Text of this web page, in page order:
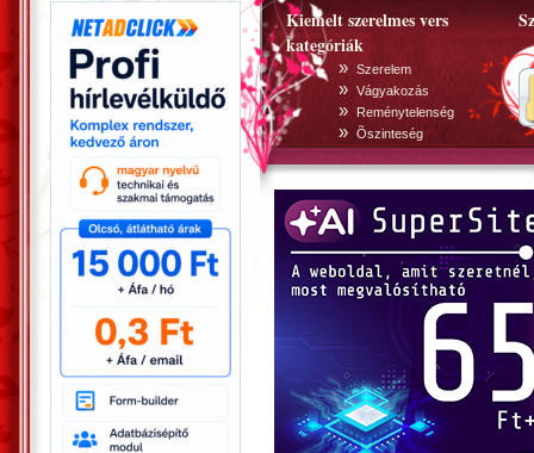
Kiemelt szerelmes vers
kategóriák
» Szerelem
» Vágyakozás
» Reménytelenség
» Õszinteség